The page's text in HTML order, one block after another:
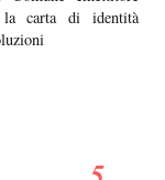
carta di identità